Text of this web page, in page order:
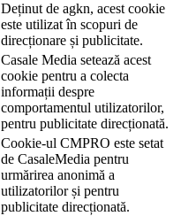
Deținut de agkn, acest cookie
este utilizat în scopuri de
direcționare și publicitate.
Casale Media setează acest
cookie pentru a colecta
informații despre
comportamentul utilizatorilor,
pentru publicitate direcționată.
Cookie-ul CMPRO este setat
de CasaleMedia pentru
urmărirea anonimă a
utilizatorilor și pentru
publicitate direcționată.